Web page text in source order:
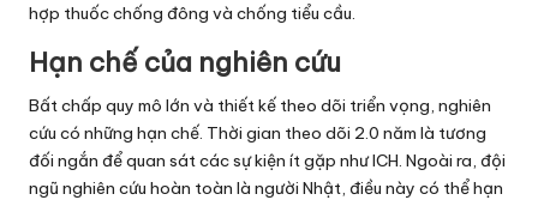
hợp thuốc chống đông và chống tiểu cầu.
Hạn chế của nghiên cứu
Bất chấp quy mô lớn và thiết kế theo dõi triển vọng, nghiên
cứu có những hạn chế. Thời gian theo dõi 2.0 năm là tương
đối ngắn để quan sát các sự kiện ít gặp như ICH. Ngoài ra, đội
ngũ nghiên cứu hoàn toàn là người Nhật, điều này có thể hạn